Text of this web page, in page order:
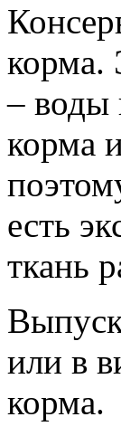
корма.
– воды
корма
есть
ткань
или в
корма.